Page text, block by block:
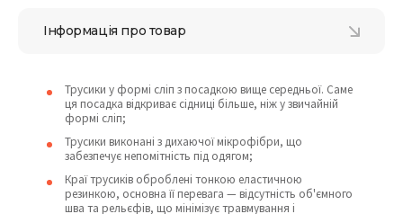
Інформація про товар
Трусики у формі сліп з посадкою вище середньої. Саме
ця посадка відкриває сідниці більше, ніж у звичайній
формі сліп;
Трусики виконані з дихаючої мікрофібри, що
забезпечує непомітність під одягом;
Краї трусиків оброблені тонкою еластичною
резинкою, основна її перевага — відсутність об'ємного
шва та рельєфів, що мінімізує травмування і